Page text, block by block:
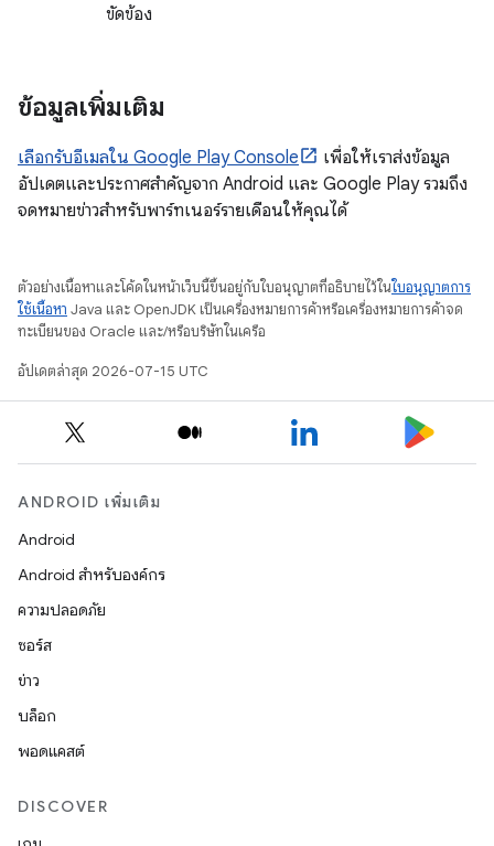
ขัดข้อง
ข้อมูลเพิ่มเติม
เลือกรับอีเมลใน Google Play Console
เพื่อให้เราส่งข้อมูล
อัปเดตและประกาศสำคัญจาก Android และ Google Play รวมถึง
จดหมายข่าวสำหรับพาร์ทเนอร์รายเดือนให้คุณได้
ตัวอย่างเนื้อหาและโค้ดในหน้าเว็บนี้ขึ้นอยู่กับใบอนุญาตที่อธิบายไว้ในใบอนุญาตการ
ใช้เนื้อหา Java และ OpenJDK เป็นเครื่องหมายการค้าหรือเครื่องหมายการค้าจด
ทะเบียนของ Oracle และ/หรือบริษัทในเครือ
อัปเดตล่าสุด 2026-07-15 UTC
ANDROID เพิ่มเติม
Android
Android สำหรับองค์กร
ความปลอดภัย
ซอร์ส
ข่าว
บล็อก
พอดแคสต์
DISCOVER